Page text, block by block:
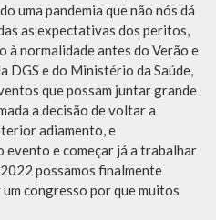
uma pandemia que não nós dá
as expectativas dos peritos,
à normalidade antes do Verão e
DGS e do Ministério da Saúde,
que possam juntar grande
a decisão de voltar a
adiamento, e
evento e começar já a trabalhar
possamos finalmente
congresso por que muitos